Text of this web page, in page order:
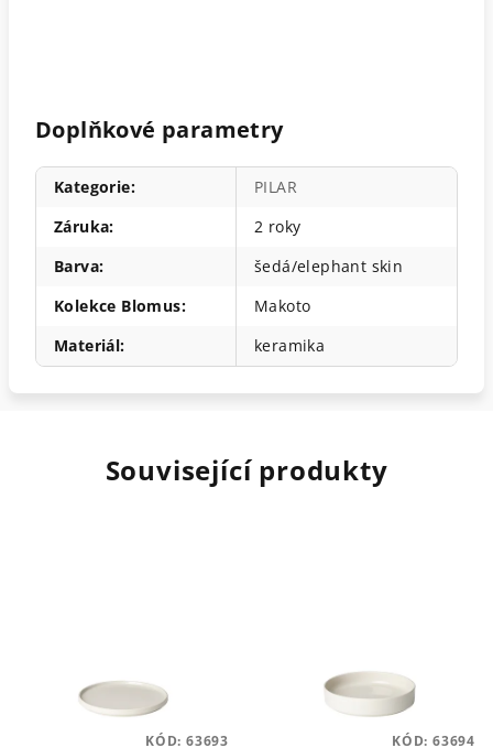
Doplňkové parametry
Kategorie:
PILAR
Záruka:
2 roky
Barva:
šedá/elephant skin
Kolekce Blomus:
Makoto
Materiál: keramika
Související produkty
KÓD: 63693 KÓD: 63694